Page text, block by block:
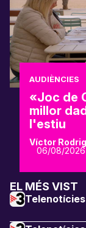
AUDIÈNCIES
«Joc de
millor
l'estiu
Víctor
06/08/2026
EL MÉS VIST